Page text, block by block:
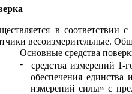
в соответствии с
весоизмерительные.
Основные средства
-
средства измерений 1-
обеспечения единства
измерений силы» с